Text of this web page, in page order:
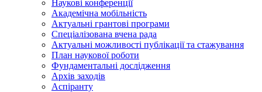
Наукові конференції
Академічна мобільність
Актуальні грантові програми
Спеціалізована вчена рада
Актуальні можливості публікації та стажування
План наукової роботи
Фундаментальні дослідження
Архів заходів
Аспіранту